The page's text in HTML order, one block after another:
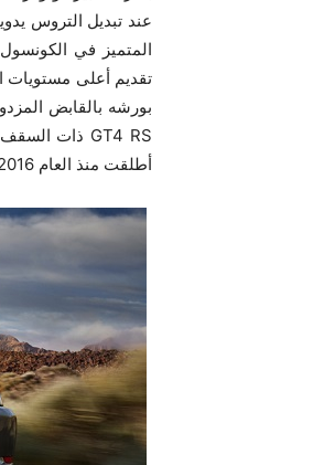
عند تبديل التروس
المتميز في
أطلقت منذ العام 2016‏.